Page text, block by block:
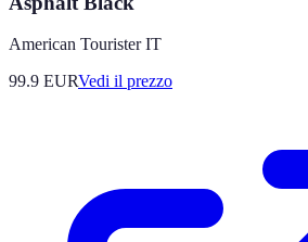
American Tourister IT
99.9 EURVedi il prezzo